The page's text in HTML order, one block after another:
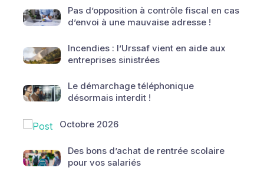
Pas d’opposition à contrôle fiscal en cas
d’envoi à une mauvaise adresse !
Incendies : l’Urssaf vient en aide aux
entreprises sinistrées
Le démarchage téléphonique
désormais interdit !
Octobre 2026
Des bons d’achat de rentrée scolaire
pour vos salariés